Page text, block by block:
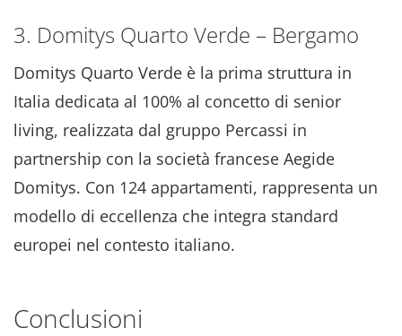
3. Domitys Quarto Verde – Bergamo
Domitys Quarto Verde è la prima struttura in
Italia dedicata al 100% al concetto di senior
living, realizzata dal gruppo Percassi in
partnership con la società francese Aegide
Domitys. Con 124 appartamenti, rappresenta un
modello di eccellenza che integra standard
europei nel contesto italiano.
Conclusioni